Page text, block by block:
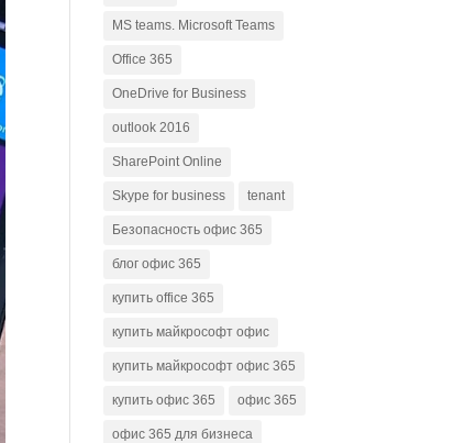
MS teams. Microsoft Teams
Office 365
OneDrive for Business
outlook 2016
SharePoint Online
Skype for business tenant
Безопасность офис 365
блог офис 365
купить office 365
купить майкрософт офис
купить майкрософт офис 365
купить офис 365 офис 365
офис 365 для бизнеса